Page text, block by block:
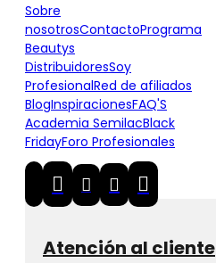
Sobre
nosotrosContactoPrograma
Beautys
DistribuidoresSoy
ProfesionalRed de afiliados
BlogInspiracionesFAQ'S
Academia SemilacBlack
FridayForo Profesionales
Atención al cliente